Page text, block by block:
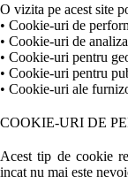
O vizita pe acest site
• Cookie-uri de
• Cookie-uri de
• Cookie-uri pentru
• Cookie-uri pentru
• Cookie-uri ale
COOKIE-URI DE
Acest tip de cookie
incat nu mai este